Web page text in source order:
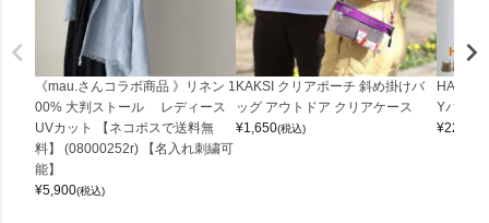
《mau.さんコラボ商品 》リネン 1
00% 大判ストール レディース
UVカット 【ネコポスで送料無
料】 (08000252r) 【名入れ刺繍可
能】
¥5,900(税込)
KAKSI クリアポーチ 斜め掛けバ
ッグ アウトドア クリアケース
¥1,650(税込)
Yバッグ
¥22,000